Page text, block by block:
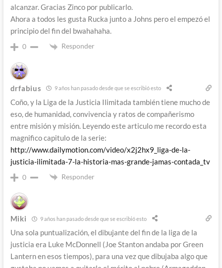
alcanzar. Gracias Zinco por publicarlo.
Ahora a todos les gusta Rucka junto a Johns pero el empezó el
principio del fin del bwahahaha.
0 Responder
drfabius 9 años han pasado desde que se escribió esto
Coño, y la Liga de la Justicia Ilimitada también tiene mucho de
eso, de humanidad, convivencia y ratos de compañerismo
entre misión y misión. Leyendo este articulo me recordo esta
magnifico capitulo de la serie:
http://www.dailymotion.com/video/x2j2hx9_liga-de-la-
justicia-ilimitada-7-la-historia-mas-grande-jamas-contada_tv
0 Responder
Miki 9 años han pasado desde que se escribió esto
Una sola puntualización, el dibujante del fin de la liga de la
justicia era Luke McDonnell (Joe Stanton andaba por Green
Lantern en esos tiempos), para una vez que dibujaba algo que